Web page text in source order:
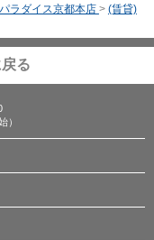
ラダイス京都本店 > (賃貸)
る
）